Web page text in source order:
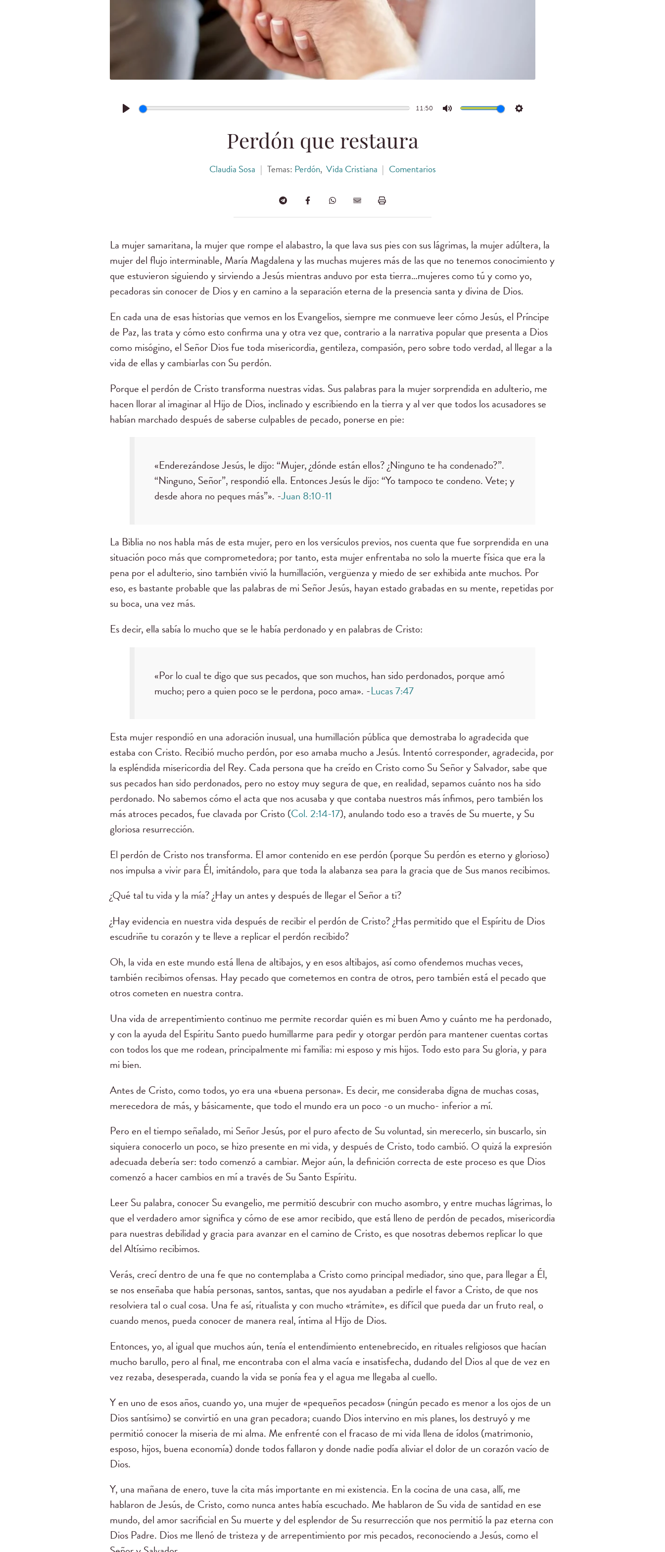
Play
11:50
Mute Settings
Perdón que restaura
Claudia Sosa | Temas: Perdón, Vida Cristiana | Comentarios
La mujer samaritana, la mujer que rompe el alabastro, la que lava sus pies con sus lágrimas, la mujer adúltera, la
mujer del flujo interminable, María Magdalena y las muchas mujeres más de las que no tenemos conocimiento y
que estuvieron siguiendo y sirviendo a Jesús mientras anduvo por esta tierra…mujeres como tú y como yo,
pecadoras sin conocer de Dios y en camino a la separación eterna de la presencia santa y divina de Dios.
En cada una de esas historias que vemos en los Evangelios, siempre me conmueve leer cómo Jesús, el Príncipe
de Paz, las trata y cómo esto confirma una y otra vez que, contrario a la narrativa popular que presenta a Dios
como misógino, el Señor Dios fue toda misericordia, gentileza, compasión, pero sobre todo verdad, al llegar a la
vida de ellas y cambiarlas con Su perdón.
Porque el perdón de Cristo transforma nuestras vidas. Sus palabras para la mujer sorprendida en adulterio, me
hacen llorar al imaginar al Hijo de Dios, inclinado y escribiendo en la tierra y al ver que todos los acusadores se
habían marchado después de saberse culpables de pecado, ponerse en pie:
«Enderezándose Jesús, le dijo: “Mujer, ¿dónde están ellos? ¿Ninguno te ha condenado?”.
“Ninguno, Señor”, respondió ella. Entonces Jesús le dijo: “Yo tampoco te condeno. Vete; y
desde ahora no peques más”». -Juan 8:10-11
La Biblia no nos habla más de esta mujer, pero en los versículos previos, nos cuenta que fue sorprendida en una
situación poco más que comprometedora; por tanto, esta mujer enfrentaba no solo la muerte física que era la
pena por el adulterio, sino también vivió la humillación, vergüenza y miedo de ser exhibida ante muchos. Por
eso, es bastante probable que las palabras de mi Señor Jesús, hayan estado grabadas en su mente, repetidas por
su boca, una vez más.
Es decir, ella sabía lo mucho que se le había perdonado y en palabras de Cristo:
«Por lo cual te digo que sus pecados, que son muchos, han sido perdonados, porque amó
mucho; pero a quien poco se le perdona, poco ama». -Lucas 7:47
Esta mujer respondió en una adoración inusual, una humillación pública que demostraba lo agradecida que
estaba con Cristo. Recibió mucho perdón, por eso amaba mucho a Jesús. Intentó corresponder, agradecida, por
la espléndida misericordia del Rey. Cada persona que ha creído en Cristo como Su Señor y Salvador, sabe que
sus pecados han sido perdonados, pero no estoy muy segura de que, en realidad, sepamos cuánto nos ha sido
perdonado. No sabemos cómo el acta que nos acusaba y que contaba nuestros más ínfimos, pero también los
más atroces pecados, fue clavada por Cristo (Col. 2:14-17), anulando todo eso a través de Su muerte, y Su
gloriosa resurrección.
El perdón de Cristo nos transforma. El amor contenido en ese perdón (porque Su perdón es eterno y glorioso)
nos impulsa a vivir para Él, imitándolo, para que toda la alabanza sea para la gracia que de Sus manos recibimos.
¿Qué tal tu vida y la mía? ¿Hay un antes y después de llegar el Señor a ti?
¿Hay evidencia en nuestra vida después de recibir el perdón de Cristo? ¿Has permitido que el Espíritu de Dios
escudriñe tu corazón y te lleve a replicar el perdón recibido?
Oh, la vida en este mundo está llena de altibajos, y en esos altibajos, así como ofendemos muchas veces,
también recibimos ofensas. Hay pecado que cometemos en contra de otros, pero también está el pecado que
otros cometen en nuestra contra.
Una vida de arrepentimiento continuo me permite recordar quién es mi buen Amo y cuánto me ha perdonado,
y con la ayuda del Espíritu Santo puedo humillarme para pedir y otorgar perdón para mantener cuentas cortas
con todos los que me rodean, principalmente mi familia: mi esposo y mis hijos. Todo esto para Su gloria, y para
mi bien.
Antes de Cristo, como todos, yo era una «buena persona». Es decir, me consideraba digna de muchas cosas,
merecedora de más, y básicamente, que todo el mundo era un poco -o un mucho- inferior a mí.
Pero en el tiempo señalado, mi Señor Jesús, por el puro afecto de Su voluntad, sin merecerlo, sin buscarlo, sin
siquiera conocerlo un poco, se hizo presente en mi vida, y después de Cristo, todo cambió. O quizá la expresión
adecuada debería ser: todo comenzó a cambiar. Mejor aún, la definición correcta de este proceso es que Dios
comenzó a hacer cambios en mí a través de Su Santo Espíritu.
Leer Su palabra, conocer Su evangelio, me permitió descubrir con mucho asombro, y entre muchas lágrimas, lo
que el verdadero amor significa y cómo de ese amor recibido, que está lleno de perdón de pecados, misericordia
para nuestras debilidad y gracia para avanzar en el camino de Cristo, es que nosotras debemos replicar lo que
del Altísimo recibimos.
Verás, crecí dentro de una fe que no contemplaba a Cristo como principal mediador, sino que, para llegar a Él,
se nos enseñaba que había personas, santos, santas, que nos ayudaban a pedirle el favor a Cristo, de que nos
resolviera tal o cual cosa. Una fe así, ritualista y con mucho «trámite», es difícil que pueda dar un fruto real, o
cuando menos, pueda conocer de manera real, íntima al Hijo de Dios.
Entonces, yo, al igual que muchos aún, tenía el entendimiento entenebrecido, en rituales religiosos que hacían
mucho barullo, pero al final, me encontraba con el alma vacía e insatisfecha, dudando del Dios al que de vez en
vez rezaba, desesperada, cuando la vida se ponía fea y el agua me llegaba al cuello.
Y en uno de esos años, cuando yo, una mujer de «pequeños pecados» (ningún pecado es menor a los ojos de un
Dios santísimo) se convirtió en una gran pecadora; cuando Dios intervino en mis planes, los destruyó y me
permitió conocer la miseria de mi alma. Me enfrenté con el fracaso de mi vida llena de ídolos (matrimonio,
esposo, hijos, buena economía) donde todos fallaron y donde nadie podía aliviar el dolor de un corazón vacío de
Dios.
Y, una mañana de enero, tuve la cita más importante en mi existencia. En la cocina de una casa, allí, me
hablaron de Jesús, de Cristo, como nunca antes había escuchado. Me hablaron de Su vida de santidad en ese
mundo, del amor sacrificial en Su muerte y del esplendor de Su resurrección que nos permitió la paz eterna con
Dios Padre. Dios me llenó de tristeza y de arrepentimiento por mis pecados, reconociendo a Jesús, como el